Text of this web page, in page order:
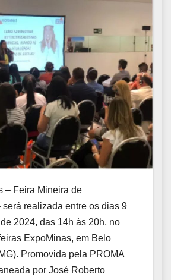
– Feira Mineira de
será realizada entre os dias 9
2024, das 14h às 20h, no
ExpoMinas, em Belo
Promovida pela PROMA
por José Roberto